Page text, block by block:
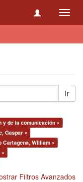
Ir
de la comunicación ×
Gaspar ×
Cartagena, William ×
Filtros Avanzados